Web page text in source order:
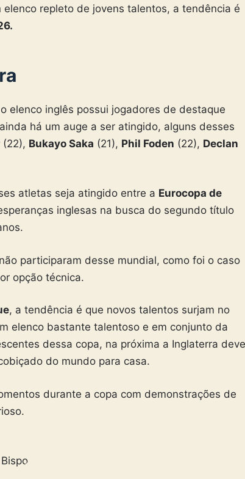
repleto de jovens talentos, a tendência é
elenco inglês possui jogadores de destaque
há um auge a ser atingido, alguns desses
(22), Bukayo Saka (21), Phil Foden (22), Declan
atletas seja atingido entre a Eurocopa de
inglesas na busca do segundo título
participaram desse mundial, como foi o caso
opção técnica.
, a tendência é que novos talentos surjam no
elenco bastante talentoso e em conjunto da
dessa copa, na próxima a Inglaterra deve
do mundo para casa.
durante a copa com demonstrações de